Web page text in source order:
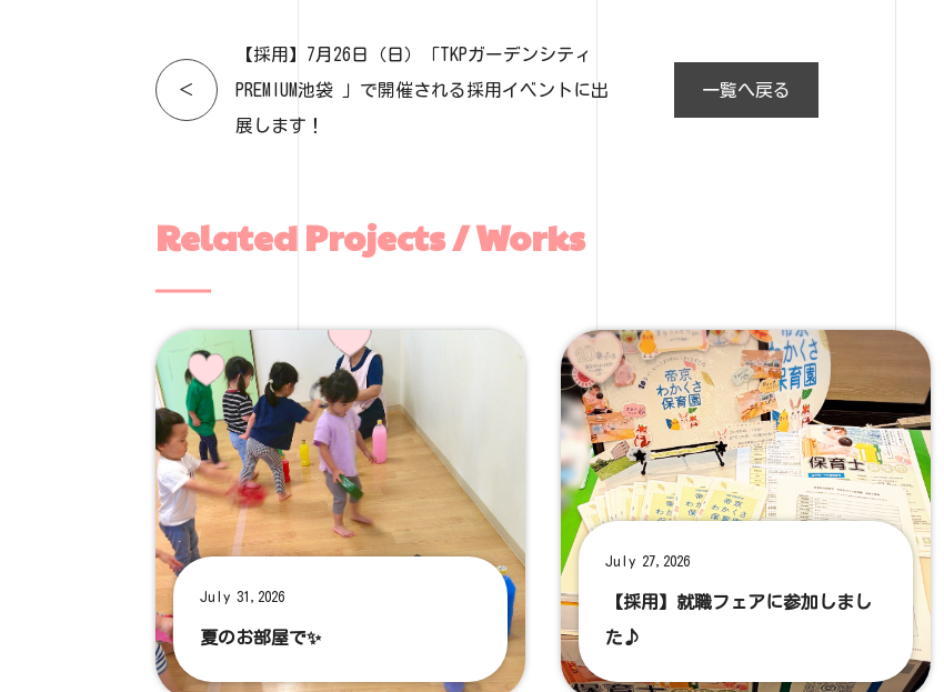
＜
【採用】7月26日（日）「TKPガーデンシティ
PREMIUM池袋 」で開催される採用イベントに出
展します！
一覧へ戻る
Related Projects / Works
July 31,2026
夏のお部屋で✨
July 27,2026
【採用】就職フェアに参加しまし
た♪